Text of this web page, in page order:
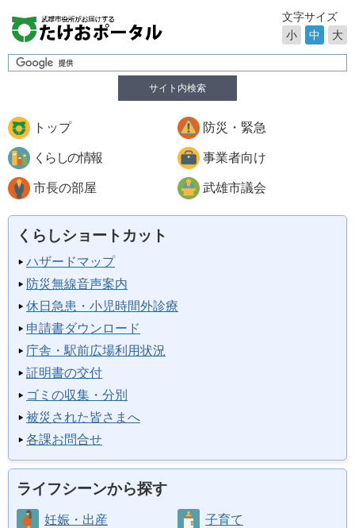
サイト内検索
文字サイズ
小
中 大
トップ 防災・緊急
くらしの情報 事業者向け
市長の部屋 武雄市議会
くらしショートカット
ハザードマップ
防災無線音声案内
休日急患・小児時間外診療
申請書ダウンロード
庁舎・駅前広場利用状況
証明書の交付
ゴミの収集・分別
被災された皆さまへ
各課お問合せ
ライフシーンから探す
妊娠・出産 子育て